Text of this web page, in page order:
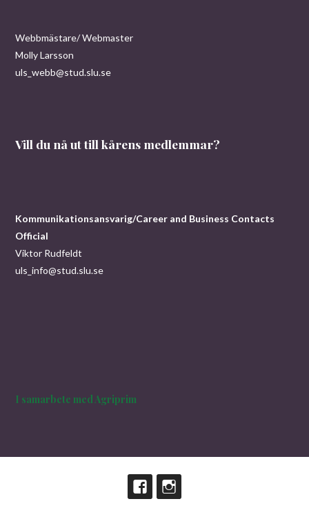
Webbmästare/ Webmaster
Molly Larsson
uls_webb@stud.slu.se
Vill du nå ut till kårens medlemmar?
Kommunikationsansvarig/Career and Business Contacts
Official
Viktor Rudfeldt
uls_info@stud.slu.se
I samarbete med Agriprim